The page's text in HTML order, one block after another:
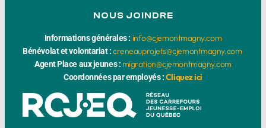
Informations générales : info@cjemontmagny.com
Bénévolat et volontariat :creneauprojets@cjemontmagny.com
Agent Place aux jeunes : migration@cjemontmagny.com
Coordonnées par employés :Cliquez ici
NOUS JOINDRE